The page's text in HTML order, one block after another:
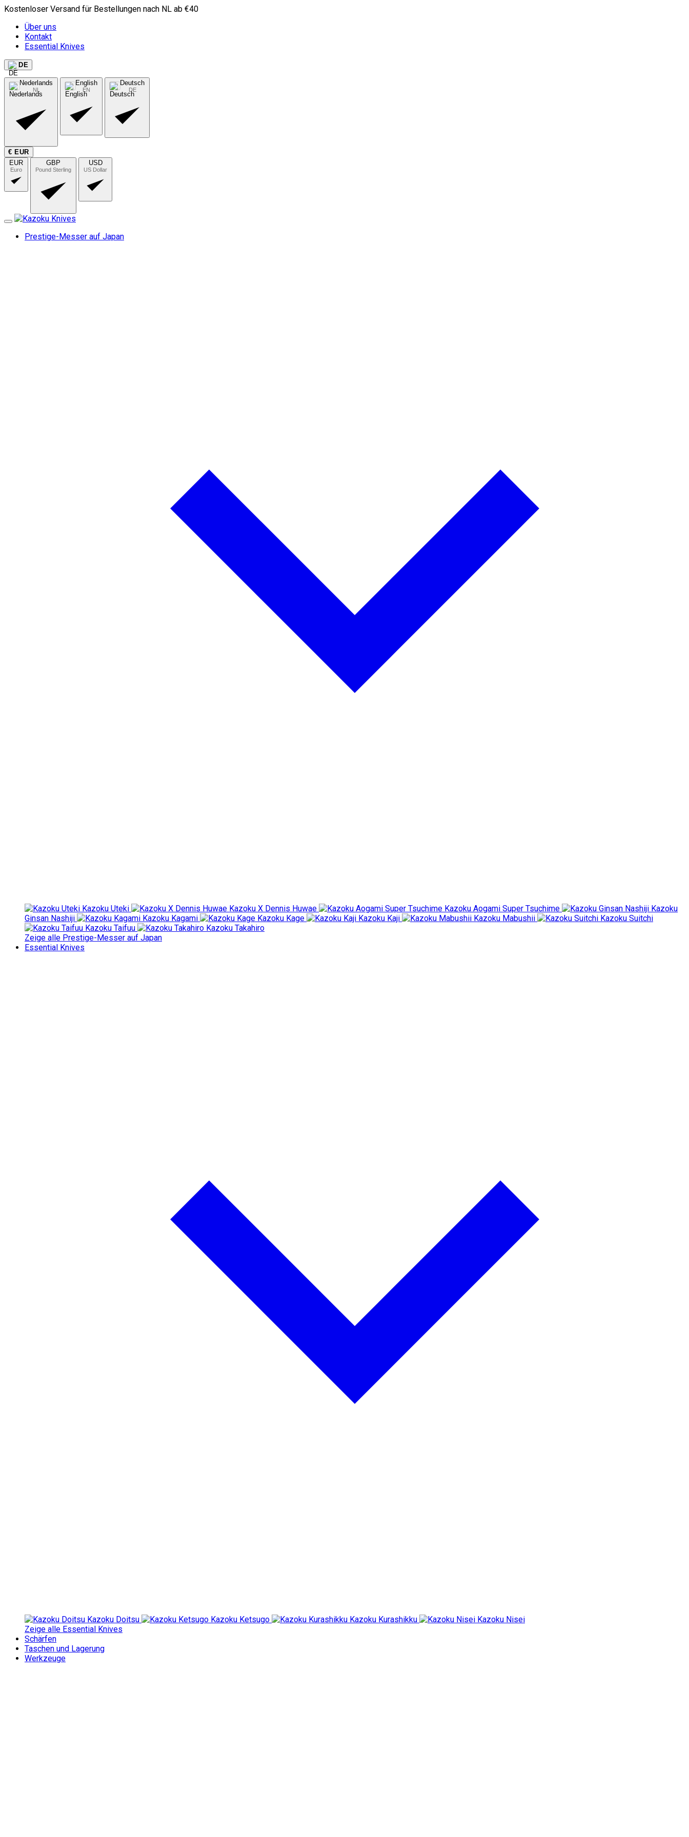
Kostenloser Versand für Bestellungen nach NL ab €40
Über uns
Kontakt
Essential Knives
DE
Nederlands
NL
English
EN
Deutsch
DE
€ EUR
EUR
Euro
GBP
Pound Sterling
USD
US Dollar
Prestige-Messer auf Japan
Kazoku Uteki Kazoku X Dennis Huwae Kazoku Aogami Super Tsuchime
Kazoku
Ginsan Nashiji
Kazoku Kagami Kazoku Kage Kazoku Kaji Kazoku Mabushii
Kazoku Suitchi
Kazoku Taifuu
Kazoku Takahiro
Zeige alle Prestige-Messer auf Japan
Essential Knives
Kazoku Doitsu Kazoku Ketsugo Kazoku Kurashikku
Kazoku Nisei
Zeige alle Essential Knives
Schärfen
Taschen und Lagerung
Werkzeuge